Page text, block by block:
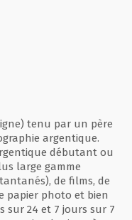
tenu par un père
argentique.
débutant ou
large gamme
de films, de
papier photo et bien
sur 24 et 7 jours sur 7